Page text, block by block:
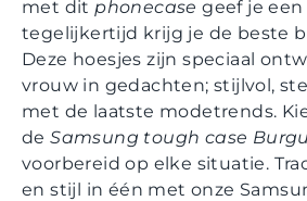
met dit phonecase geef je
tegelijkertijd krijg je de beste
Deze hoesjes zijn speciaal
vrouw in gedachten; stijlvol,
met de laatste modetrends.
deSamsung tough case
voorbereid op elke situatie.
en stijl in één met onze